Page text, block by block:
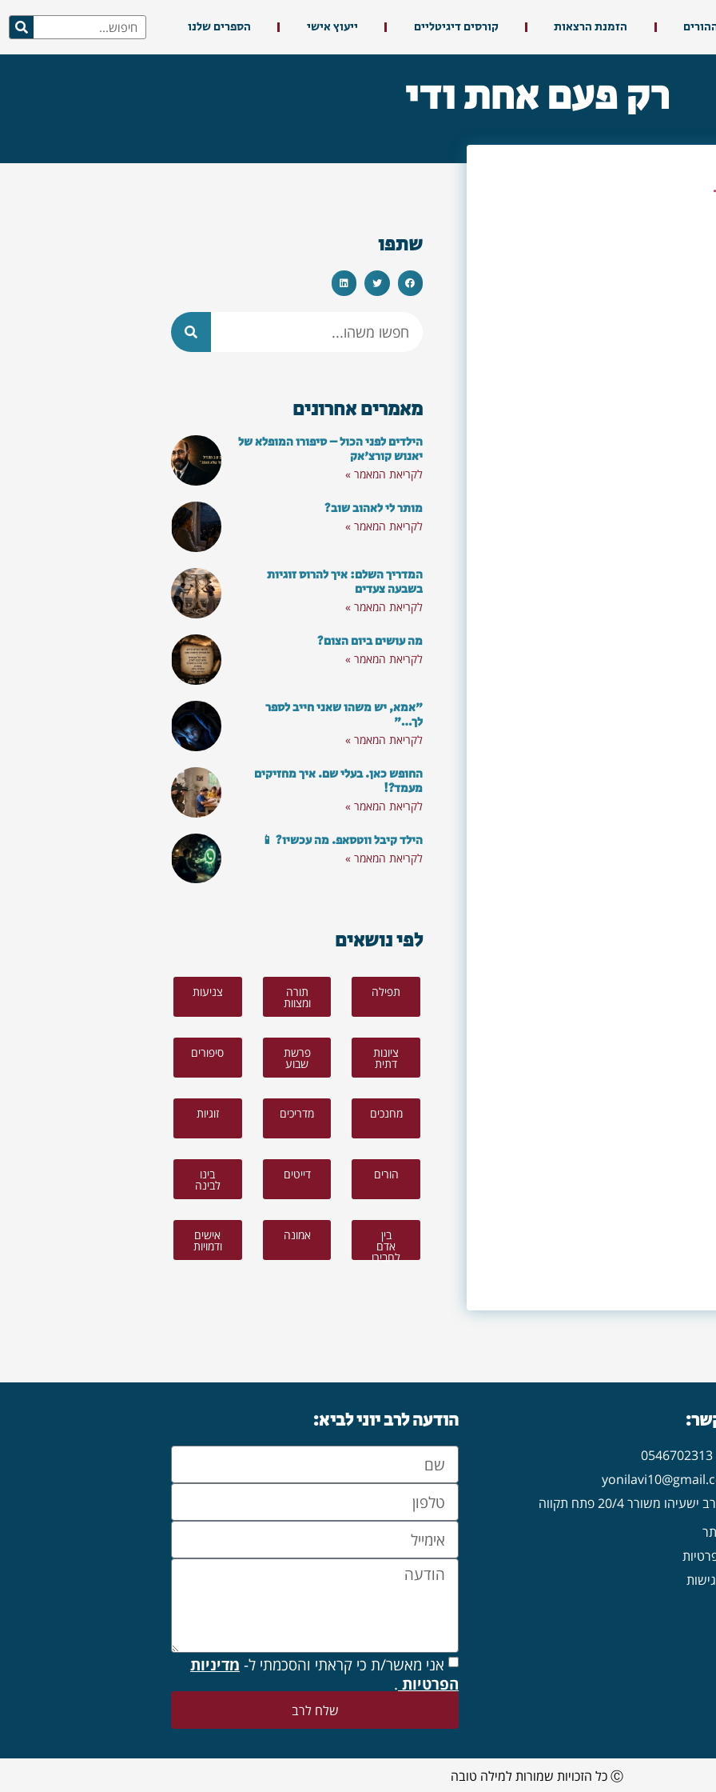
הזמנת הרצאות קורסים דיגיטליים ייעוץ אישי הספרים שלנו
רק פעם אחת ודי
שתפו
מאמרים אחרונים
הילדים לפני הכול – סיפורו המופלא של
יאנוש קורצ'אק
לקריאת המאמר »
מותר לי לאהוב שוב?
לקריאת המאמר »
המדריך השלם: איך להרוס זוגיות
בשבעה צעדים
לקריאת המאמר »
מה עושים ביום הצום?
לקריאת המאמר »
"אמא, יש משהו שאני חייב לספר
לך…"
לקריאת המאמר »
החופש כאן. בעלי שם. איך מחזיקים
מעמד?!
לקריאת המאמר »
הילד קיבל ווטסאפ. מה עכשיו? 📱
לקריאת המאמר »
לפי נושאים
תפילה תורה
ומצוות
צניעות
ציונות
דתית
פרשת
שבוע
סיפורים
מחנכים מדריכים זוגיות
הורים דייטים בינו
לבינה
בין
אדם
לחבירו
אמונה אישים
ודמויות
משורר 20/4 פתח תקווה
הודעה לרב יוני לביא:
אני מאשר/ת כי קראתי והסכמתי ל- מדיניות
הפרטיות .
שלח לרב
Ⓒ כל הזכויות שמורות למילה טובה